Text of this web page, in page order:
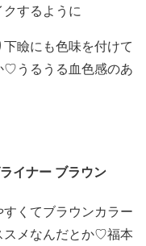
するように
下瞼にも色味を付けて
♡うるうる血色感のあ
イナー ブラウン
くてブラウンカラー
スメなんだとか♡福本